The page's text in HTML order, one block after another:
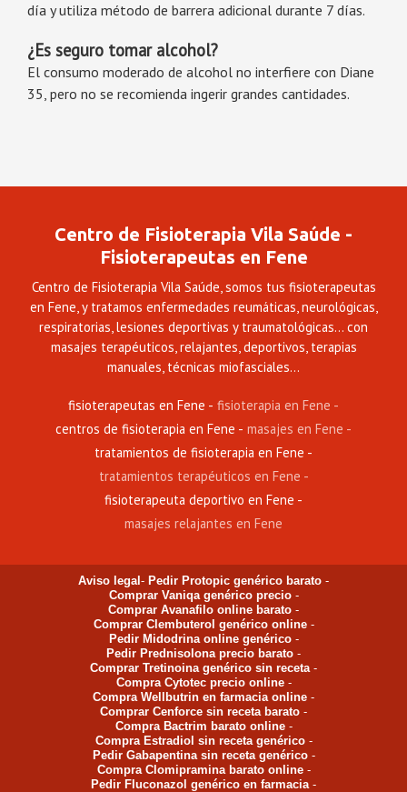
día y utiliza método de barrera adicional durante 7 días.
¿Es seguro tomar alcohol?
El consumo moderado de alcohol no interfiere con Diane
35, pero no se recomienda ingerir grandes cantidades.
Centro de Fisioterapia Vila Saúde -
Fisioterapeutas en Fene
Centro de Fisioterapia Vila Saúde, somos tus fisioterapeutas
en Fene, y tratamos enfermedades reumáticas, neurológicas,
respiratorias, lesiones deportivas y traumatológicas... con
masajes terapéuticos, relajantes, deportivos, terapias
manuales, técnicas miofasciales...
fisioterapeutas en Fene
fisioterapia en Fene
centros de fisioterapia en Fene
masajes en Fene
tratamientos de fisioterapia en Fene
tratamientos terapéuticos en Fene
fisioterapeuta deportivo en Fene
masajes relajantes en Fene
Aviso legal - Pedir Protopic genérico barato -
Comprar Vaniqa genérico precio-
Comprar Avanafilo online barato -
Comprar Clembuterol genérico online-
Pedir Midodrina online genérico-
Pedir Prednisolona precio barato -
Comprar Tretinoina genérico sin receta-
Compra Cytotec precio online-
Compra Wellbutrin en farmacia online -
Comprar Cenforce sin receta barato -
Compra Bactrim barato online-
Compra Estradiol sin receta genérico-
Pedir Gabapentina sin receta genérico-
Compra Clomipramina barato online-
Pedir Fluconazol genérico en farmacia-